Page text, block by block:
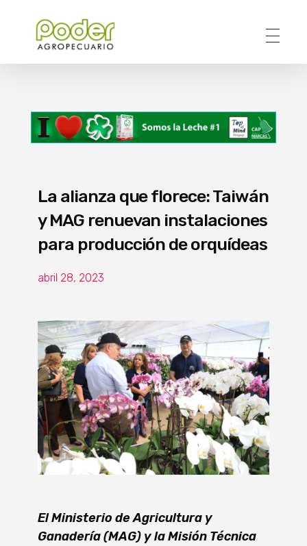
La alianza que florece: Taiwán
y MAG renuevan instalaciones
para producción de orquídeas
abril 28, 2023
El Ministerio de Agricultura y
Ganadería (MAG) y la Misión Técnica